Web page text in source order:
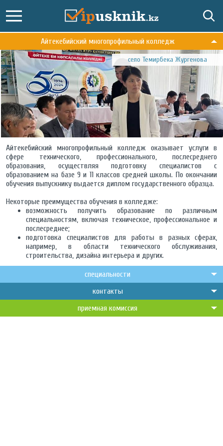
Айтекебийский многопрофильный колледж
село Темирбека Жургенова
Айтекебийский многопрофильный колледж оказывает услуги в
сфере технического, профессионального, послесреднего
образования, осуществляя подготовку специалистов с
образованием на базе 9 и 11 классов средней школы. По окончании
обучения выпускнику выдается диплом государственного образца.
Некоторые преимущества обучения в колледже:
возможность получить образование по различным
специальностям, включая техническое, профессиональное и
послесреднее;
подготовка специалистов для работы в разных сферах,
например, в области технического обслуживания,
строительства, дизайна интерьера и других.
специальности
контакты
приемная комиссия